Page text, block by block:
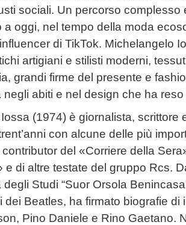
sociali. Un percorso complesso
a oggi, nel tempo della moda
di TikTok. Michelangelo
artigiani e stilisti moderni,
grandi firme del presente e
negli abiti e nel design che ha
(1974) è giornalista, scrittore
con alcune delle più
del «Corriere della
e di altre testate del gruppo Rcs.
degli Studi “Suor Orsola
dei Beatles, ha firmato biografie
Pino Daniele e Rino Gaetano.